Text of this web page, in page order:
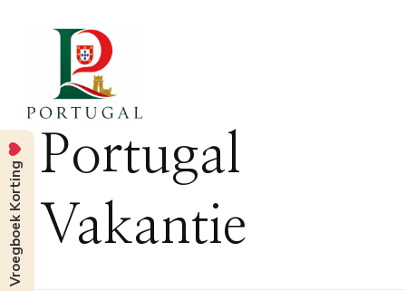
Portugal
Vakantie
Vroegboek Korting